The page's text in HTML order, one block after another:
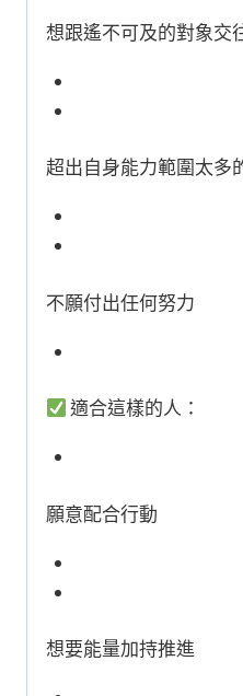
想跟遙不可及的對象交
超出自身能力範圍太多
不願付出任何努力
適合這樣的人：
願意配合行動
想要能量加持推進